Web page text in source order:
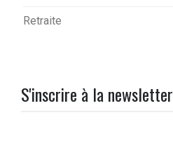
Retraite
S'inscrire à la newsletter